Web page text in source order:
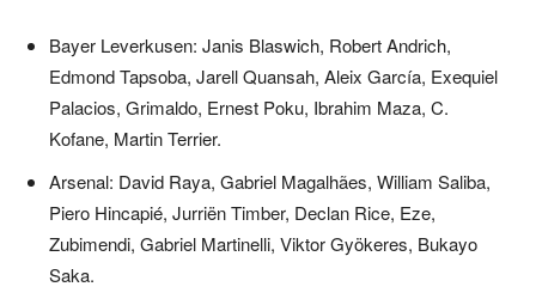
Bayer Leverkusen: Janis Blaswich, Robert Andrich,
Edmond Tapsoba, Jarell Quansah, Aleix García, Exequiel
Palacios, Grimaldo, Ernest Poku, Ibrahim Maza, C.
Kofane, Martin Terrier.
Arsenal: David Raya, Gabriel Magalhães, William Saliba,
Piero Hincapié, Jurriën Timber, Declan Rice, Eze,
Zubimendi, Gabriel Martinelli, Viktor Gyökeres, Bukayo
Saka.